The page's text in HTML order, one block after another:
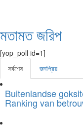
মতামত জরিপ
[yop_poll id=1]
সর্বশেষ
জনপ্রিয়
Buitenlandse
Ranking van